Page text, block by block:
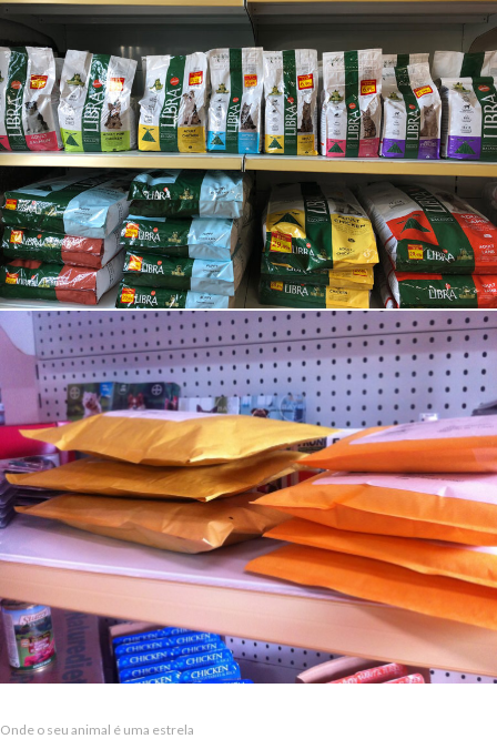
Onde o seu animal é uma estrela